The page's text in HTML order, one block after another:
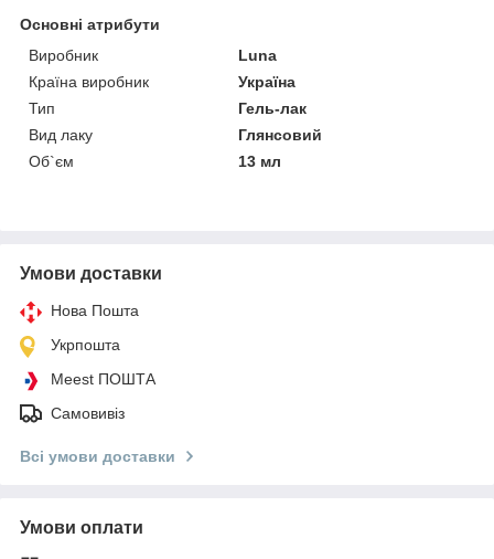
Основні атрибути
Виробник
Luna
Країна виробник
Україна
Тип
Гель-лак
Вид лаку
Глянсовий
Об`єм
13 мл
Умови доставки
Нова Пошта
Укрпошта
Meest ПОШТА
Самовивіз
Всі умови доставки
Умови оплати